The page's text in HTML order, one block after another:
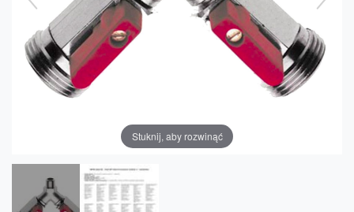
Stuknij, aby rozwinąć